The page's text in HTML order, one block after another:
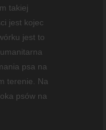
takiej
jest kojec
jest to
psa na
terenie. Na
psów na